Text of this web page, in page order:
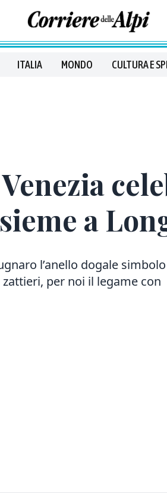
ITALIA MONDO CULTURA E
Venezia
a
l’anello dogale simbolo
per noi il legame con